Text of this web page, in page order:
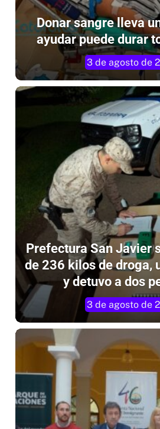
Donar sangre lleva
ayudar puede durar
3 de agosto de
Prefectura San Javier
de 236 kilos de droga,
y detuvo a dos
3 de agosto de